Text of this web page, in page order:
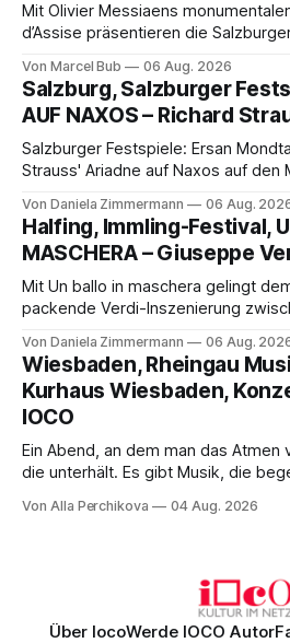
Mit Olivier Messiaens
d’Assise präsentieren die
eine bildgewaltige Inszenierung,
die komplexe Partitur eindrucksvoll,
Franziskus.
Von Marcel Bub 06 Aug. 2026
Salzburg, Salzburger
AUF NAXOS – Richard
Salzburger Festspiele: Ersan
Strauss' Ariadne auf Naxos auf den
Aufführung mit starken Solisten und
Philharmonikern, szenisch bleibt
hinter den Erwartungen zurück.
Von Daniela Zimmermann 06 Aug.
Halfing, Immling-Festival,
MASCHERA – Giuseppe
Mit Un ballo in maschera gelingt
packende Verdi-Inszenierung
psychologische Tiefe mit starken
einem spielfreudigen Ensemble und
überzeugenden Gesamtleistung.
Von Daniela Zimmermann 06 Aug.
Wiesbaden, Rheingau
Kurhaus Wiesbaden,
IOCO
Ein Abend, an dem man das Atmen vergisst. Es
die unterhält. Es gibt Musik, die
Genau so war der Abend im
Von Alla Perchikova 04 Aug. 2026
Über IocoWerde IOCO Autor